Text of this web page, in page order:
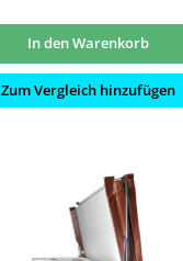
In den Warenkorb
Zum Vergleich hinzufügen